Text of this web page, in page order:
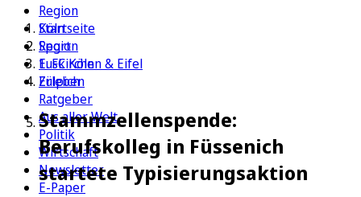
Region
Köln
Sport
1. FC Köln
Erleben
Ratgeber
Aus aller Welt
Politik
Wirtschaft
Newsletter
E-Paper
Startseite
Region
Euskirchen & Eifel
Zülpich
Stammzellenspende:
Berufskolleg in Füssenich
startete Typisierungsaktion